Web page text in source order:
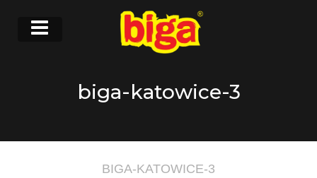
biga-katowice-3
BIGA-KATOWICE-3